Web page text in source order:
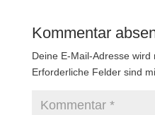
Kommentar
Deine E-Mail-Adresse wird
Erforderliche Felder sind